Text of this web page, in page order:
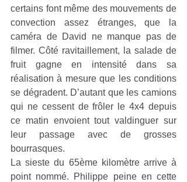
certains font même des mouvements de
convection assez étranges, que la
caméra de David ne manque pas de
filmer. Côté ravitaillement, la salade de
fruit gagne en intensité dans sa
réalisation à mesure que les conditions
se dégradent. D’autant que les camions
qui ne cessent de frôler le 4x4 depuis
ce matin envoient tout valdinguer sur
leur passage avec de grosses
bourrasques.
La sieste du 65ème kilomètre arrive à
point nommé. Philippe peine en cette